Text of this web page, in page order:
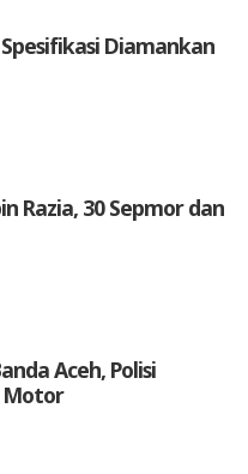
Diamankan
Razia, 30 Sepmor dan
Aceh, Polisi
Motor